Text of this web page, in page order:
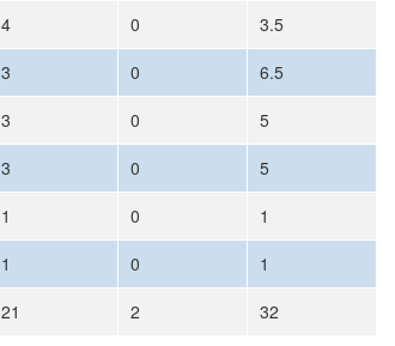
4 0
3.5
3 0
6.5
3 0
5
3 0
5
1 0
1
1 0
1
21 2 32